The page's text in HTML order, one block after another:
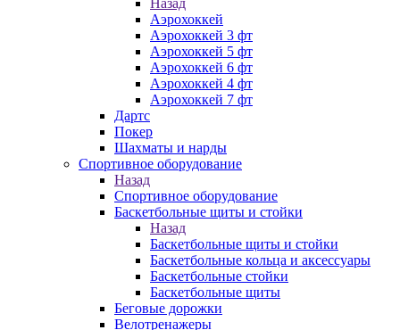
Назад
Аэрохоккей
Аэрохоккей 3 фт
Аэрохоккей 5 фт
Аэрохоккей 6 фт
Аэрохоккей 4 фт
Аэрохоккей 7 фт
Дартс
Покер
Шахматы и нарды
Спортивное оборудование
Назад
Спортивное оборудование
Баскетбольные щиты и стойки
Назад
Баскетбольные щиты и стойки
Баскетбольные кольца и аксессуары
Баскетбольные стойки
Баскетбольные щиты
Беговые дорожки
Велотренажеры